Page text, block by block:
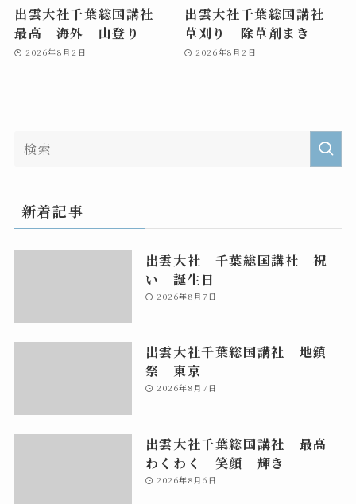
出雲大社千葉総国講社
最高 海外 山登り
2026年8月2日
出雲大社千葉総国講社
草刈り 除草剤まき
2026年8月2日
新着記事
出雲大社 千葉総国講社 祝
い 誕生日
2026年8月7日
出雲大社千葉総国講社 地鎮
祭 東京
2026年8月7日
出雲大社千葉総国講社 最高
わくわく 笑顔 輝き
2026年8月6日